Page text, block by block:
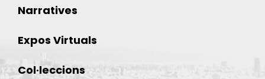
Narratives
Expos Virtuals
Col·leccions